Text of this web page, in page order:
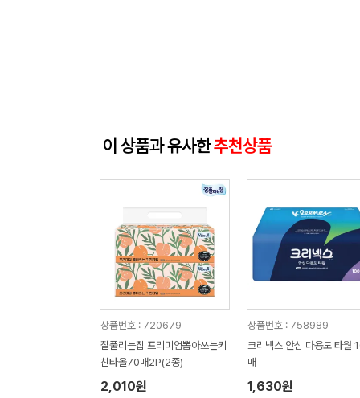
이 상품과 유사한추천상품
상품번호 : 720679
잘풀리는집 프리미엄뽑아쓰는키
친타올70매2P(2종)
2,010원
상품번호 : 758989
크리넥스 안심 다용도 타월
매
1,630원